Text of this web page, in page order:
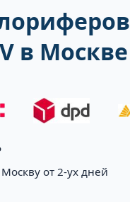
в Москве
от 2-ух дней